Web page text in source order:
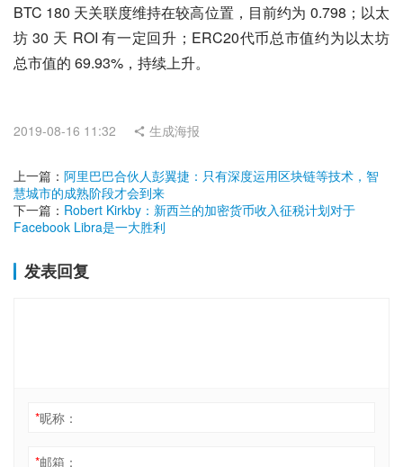
BTC 180 天关联度维持在较高位置，目前约为 0.798；以太
坊 30 天 ROI 有一定回升；ERC20代币总市值约为以太坊
总市值的 69.93%，持续上升。
2019-08-16 11:32 生成海报
上一篇： 阿里巴巴合伙人彭翼捷：只有深度运用区块链等技术，智
慧城市的成熟阶段才会到来
下一篇： Robert Kirkby：新西兰的加密货币收入征税计划对于
Facebook Libra是一大胜利
发表回复
*昵称：
*邮箱：